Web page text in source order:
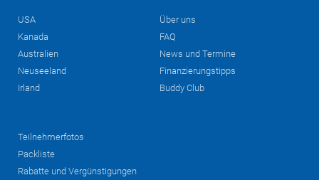
USA
Kanada
Australien
Neuseeland
Irland
Über uns
FAQ
News und Termine
Finanzierungstipps
Buddy Club
Teilnehmerfotos
Packliste
Rabatte und Vergünstigungen